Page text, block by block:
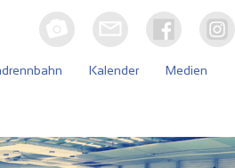
Kalender Medien